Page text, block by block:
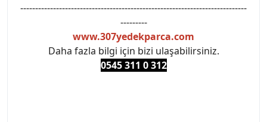
----------------------------------------------------------------------------
---------
www.307yedekparca.com
Daha fazla bilgi için bizi ulaşabilirsiniz.
0545 311 0 312